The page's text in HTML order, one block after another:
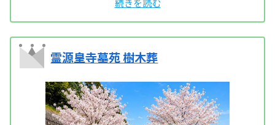
霊源皇寺墓苑 樹木葬